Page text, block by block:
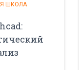
ШКОЛА